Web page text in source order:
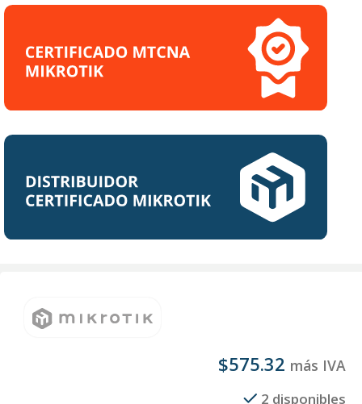
$575.32 más IVA
2 disponibles